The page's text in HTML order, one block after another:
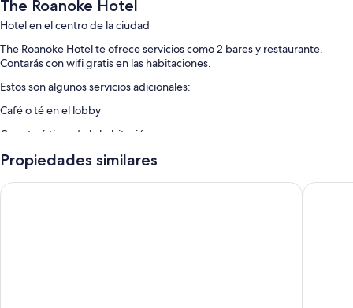
The Roanoke Hotel
Hotel en el centro de la ciudad
The Roanoke Hotel te ofrece servicios como 2 bares y restaurante.
Contarás con wifi gratis en las habitaciones.
Estos son algunos servicios adicionales:
Café o té en el lobby
Características de la habitación
Todas las habitaciones de The Roanoke Hotel cuentan con amenidades
que incluyen espacio para trabajar con laptop y aire acondicionado,
además de otros detalles, como wifi gratis.
Propiedades similares
Croix Grand Hotel Holiday